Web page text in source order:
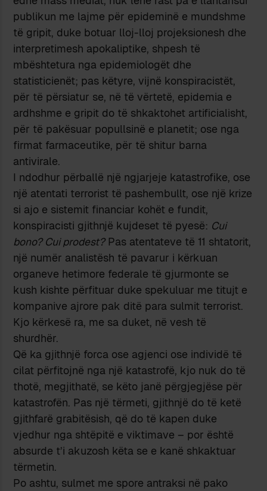
publikun me lajme për epideminë e mundshme
të gripit, duke botuar lloj-lloj projeksionesh dhe
interpretimesh apokaliptike, shpesh të
mbështetura nga epidemiologët dhe
statisticienët; pas këtyre, vijnë konspiracistët,
për të përsiatur se, në të vërtetë, epidemia e
ardhshme e gripit do të shkaktohet artificialisht,
për të pakësuar popullsinë e planetit; ose nga
firmat farmaceutike, për të shitur barna
antivirale.
I ndodhur përballë një ngjarjeje katastrofike, ose
një atentati terrorist të pashembullt, ose një krize
si ajo e sistemit financiar kohët e fundit,
konspiracisti gjithnjë kujdeset të pyesë: Cui
bono? Cui prodest?Pas atentateve të 11 shtatorit,
një numër analistësh të pavarur i kërkuan
organeve hetimore federale të gjurmonte se
kush kishte përfituar duke spekuluar me titujt e
kompanive ajrore pak ditë para sulmit terrorist.
Kjo kërkesë ra, me sa duket, në vesh të
shurdhër.
Që ka gjithnjë forca ose agjenci ose individë të
cilat përfitojnë nga një katastrofë, kjo nuk do të
thotë, megjithatë, se këto janë përgjegjëse për
katastrofën. Pas një tërmeti, gjithnjë do të ketë
gjithfarë grabitësish, që do të kapen duke
vjedhur nga shtëpitë e viktimave – por është
absurde t’i akuzosh këta se e kanë shkaktuar
tërmetin.
Po ashtu, sulmet me spore antraksi në pako